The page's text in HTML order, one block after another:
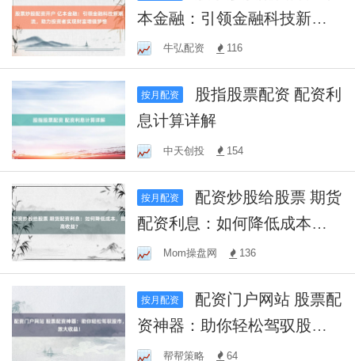
本金融：引领金融科技新潮
流，助力投资者实现财富增
值梦想
牛弘配资 116
按月配资
息计算详解
中天创投 154
按月配资
配资利息：如何降低成本，
提高收益？
Mom操盘网 136
按月配资
资神器：助你轻松驾驭股
市，放大收益！
帮帮策略 64